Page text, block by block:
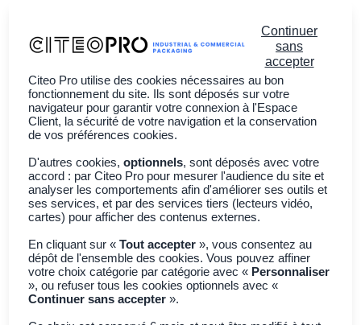
Vous êtes ?
À propos
Adhérer à CITEO PRO
English
Filtres
Continuer
sans
accepter
Citeo Pro utilise des cookies nécessaires au bon
fonctionnement du site. Ils sont déposés sur votre
navigateur pour garantir votre connexion à l'Espace
Client, la sécurité de votre navigation et la conservation
de vos préférences cookies.
D'autres cookies,optionnels, sont déposés avec votre
accord : par Citeo Pro pour mesurer l'audience du site et
analyser les comportements afin d'améliorer ses outils et
ses services, et par des services tiers (lecteurs vidéo,
cartes) pour afficher des contenus externes.
En cliquant sur «Tout accepter », vous consentez au
dépôt de l'ensemble des cookies. Vous pouvez affiner
votre choix catégorie par catégorie avec « Personnaliser
», ou refuser tous les cookies optionnels avec «
Continuer sans accepter ».